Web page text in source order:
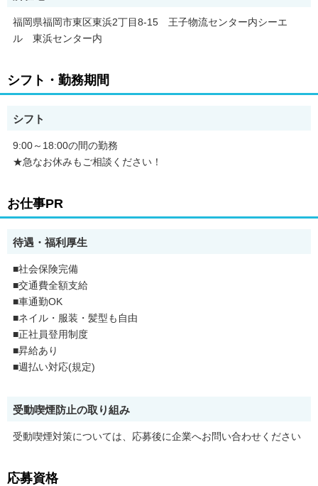
福岡県福岡市東区東浜2丁目8-15 王子物流センター内シーエ
ル 東浜センター内
シフト・勤務期間
シフト
9:00～18:00の間の勤務
★急なお休みもご相談ください！
お仕事PR
待遇・福利厚生
■社会保険完備
■交通費全額支給
■車通勤OK
■ネイル・服装・髪型も自由
■正社員登用制度
■昇給あり
■週払い対応(規定)
受動喫煙防止の取り組み
受動喫煙対策については、応募後に企業へお問い合わせください
応募資格